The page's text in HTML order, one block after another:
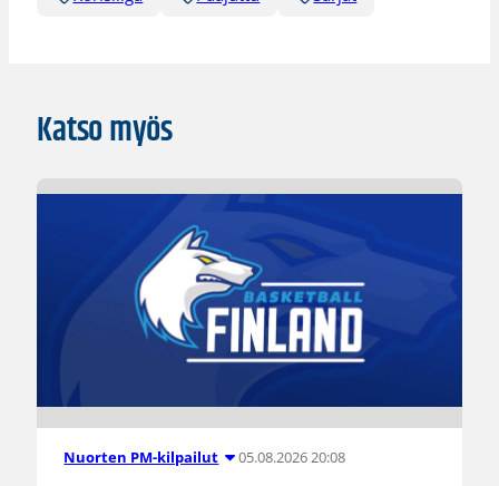
Katso myös
Nuorten PM-kilpailut 05.08.2026 20:08